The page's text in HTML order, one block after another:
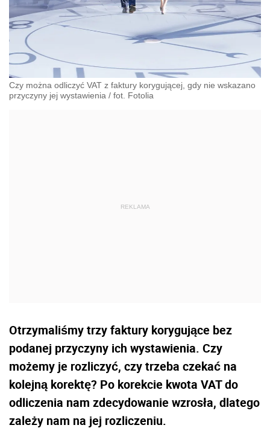
Czy można odliczyć VAT z faktury korygującej, gdy nie wskazano
przyczyny jej wystawienia / fot. Fotolia
Otrzymaliśmy trzy faktury korygujące bez
podanej przyczyny ich wystawienia. Czy
możemy je rozli­czyć, czy trzeba czekać na
kolejną korektę? Po korekcie kwota VAT do
odliczenia nam zdecydowanie wzrosła, dlatego
zależy nam na jej rozliczeniu.